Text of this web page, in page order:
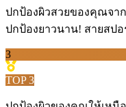
ปกป้องผิวสวยของคุณจา
ปกป้องยาวนาน! สายสป
3
TOP3